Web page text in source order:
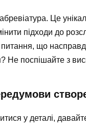
Це
підходи до
питання, що
Не поспішайте з
у деталі,